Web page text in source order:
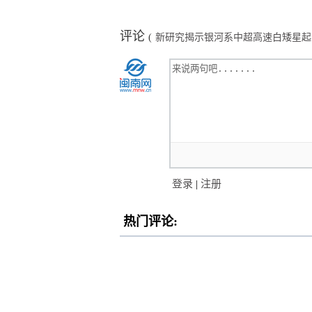
评论 ( 新研究揭示银河系中超高速白矮星
登录 | 注册
热门评论: